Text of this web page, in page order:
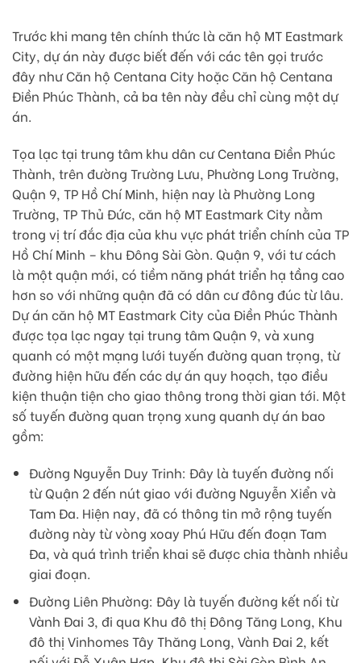
Trước khi mang tên chính thức là căn hộ MT Eastmark
City, dự án này được biết đến với các tên gọi trước
đây như Căn hộ Centana City hoặc Căn hộ Centana
Điền Phúc Thành, cả ba tên này đều chỉ cùng một dự
án.
Tọa lạc tại trung tâm khu dân cư Centana Điền Phúc
Thành, trên đường Trường Lưu, Phường Long Trường,
Quận 9, TP Hồ Chí Minh, hiện nay là Phường Long
Trường, TP Thủ Đức, căn hộ MT Eastmark City nằm
trong vị trí đắc địa của khu vực phát triển chính của TP
Hồ Chí Minh – khu Đông Sài Gòn. Quận 9, với tư cách
là một quận mới, có tiềm năng phát triển hạ tầng cao
hơn so với những quận đã có dân cư đông đúc từ lâu.
Dự án căn hộ MT Eastmark City của Điền Phúc Thành
được tọa lạc ngay tại trung tâm Quận 9, và xung
quanh có một mạng lưới tuyến đường quan trọng, từ
đường hiện hữu đến các dự án quy hoạch, tạo điều
kiện thuận tiện cho giao thông trong thời gian tới. Một
số tuyến đường quan trọng xung quanh dự án bao
gồm:
Đường Nguyễn Duy Trinh: Đây là tuyến đường nối
từ Quận 2 đến nút giao với đường Nguyễn Xiển và
Tam Đa. Hiện nay, đã có thông tin mở rộng tuyến
đường này từ vòng xoay Phú Hữu đến đoạn Tam
Đa, và quá trình triển khai sẽ được chia thành nhiều
giai đoạn.
Đường Liên Phường: Đây là tuyến đường kết nối từ
Vành Đai 3, đi qua Khu đô thị Đông Tăng Long, Khu
đô thị Vinhomes Tây Thăng Long, Vành Đai 2, kết